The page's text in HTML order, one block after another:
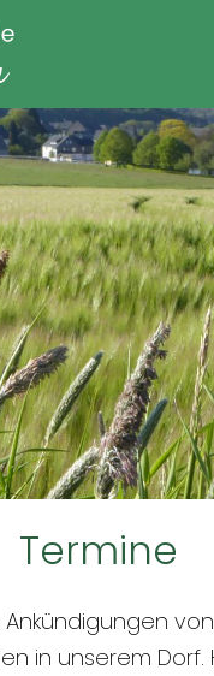
Termine
Ankündigungen von
in unserem Dorf.